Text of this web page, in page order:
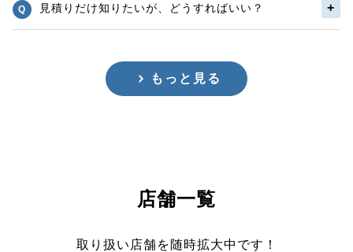
見積りだけ知りたいが、どうすればいい？
もっと見る
店舗一覧
取り扱い店舗を随時拡大中です！